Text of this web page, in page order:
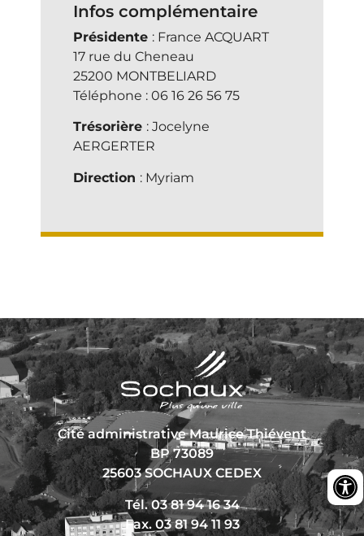
Infos complémentaire
Présidente : France ACQUART
17 rue du Cheneau
25200 MONTBELIARD
Téléphone : 06 16 26 56 75
Trésorière : Jocelyne
AERGERTER
Direction : Myriam
Cité administrative Maurice Thiévent
BP 73089
25603 SOCHAUX CEDEX
Tél. 03 81 94 16 34
Fax. 03 81 94 11 93